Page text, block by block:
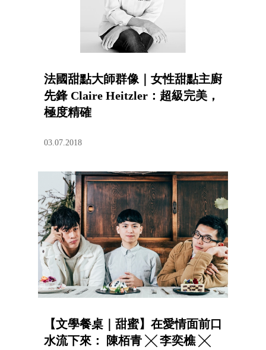
法國甜點大師群像｜女性甜點主廚
先鋒 Claire Heitzler：超級完美，
極度精確
03.07.2018
【文學餐桌｜甜蜜】在愛情面前口
水流下來： 陳栢青 ╳ 李奕樵 ╳